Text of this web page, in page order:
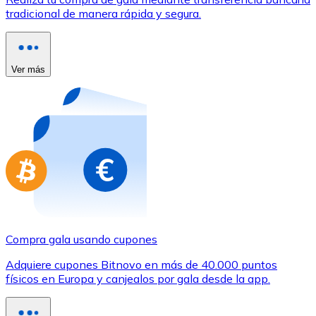
Utiliza tarjetas Visa y Mastercard para comprar
Comprar con tarjeta
Compra tarjetas regalo de tus marcas favoritas con
Ir a la tienda de tarjetas regalo
tradicional de manera rápida y segura.
Ver más
Compra gala usando cupones
Adquiere cupones Bitnovo en más de 40.000 puntos
físicos en Europa y canjealos por gala desde la app.